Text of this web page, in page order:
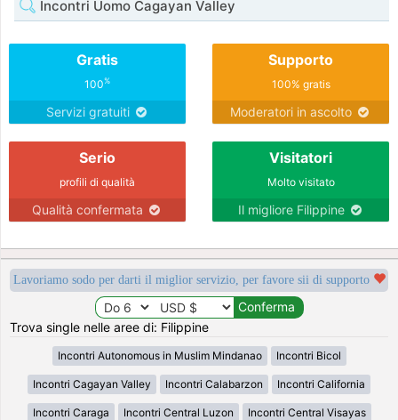
Incontri Uomo Cagayan Valley
Gratis
100%
Servizi gratuiti
Supporto
100% gratis
Moderatori in ascolto
Serio
profili di qualità
Qualità confermata
Visitatori
Molto visitato
Il migliore Filippine
Lavoriamo sodo per darti il miglior servizio, per favore sii di supporto
Trova single nelle aree di: Filippine
Incontri Autonomous in Muslim Mindanao Incontri Bicol
Incontri Cagayan Valley Incontri Calabarzon Incontri California
Incontri Caraga Incontri Central Luzon Incontri Central Visayas